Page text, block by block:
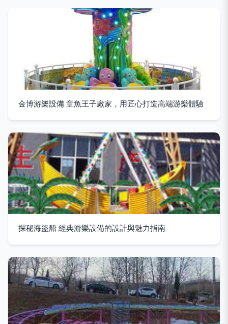
金博游樂設備 章魚王子廠家，用匠心打造高端游樂體驗
探秘海盜船 經典游樂設備的設計與魅力指南